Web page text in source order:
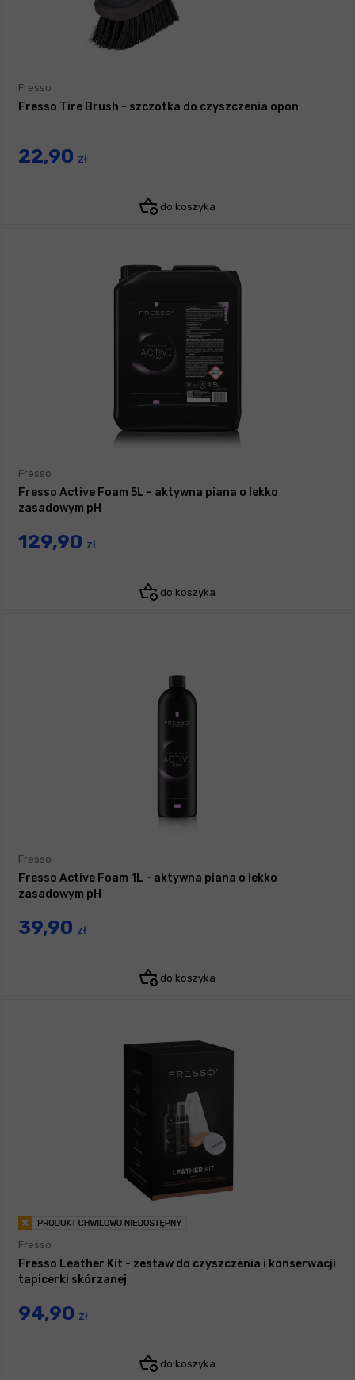
Fresso
Fresso Tire Brush - szczotka do czyszczenia opon
22,90 zł
do koszyka
Fresso
Fresso Active Foam 5L - aktywna piana o lekko
zasadowym pH
129,90 zł
do koszyka
Fresso
Fresso Active Foam 1L - aktywna piana o lekko
zasadowym pH
39,90 zł
do koszyka
Fresso
Fresso Leather Kit - zestaw do czyszczenia i konserwacji
tapicerki skórzanej
94,90 zł
do koszyka